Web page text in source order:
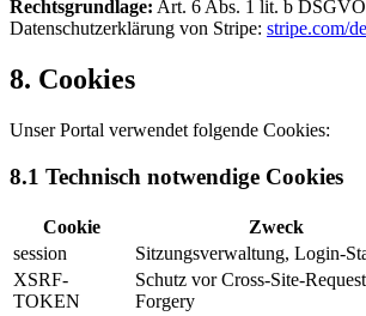
Rechtsgrundlage: Art. 6 Abs. 1 lit. b
Datenschutzerklärung von Stripe: stripe.com/
8. Cookies
Unser Portal verwendet folgende Cookies:
8.1 Technisch notwendige Cookies
Cookie Zweck
session
Sitzungsverwaltung, Login-
XSRF-
TOKEN
Schutz vor Cross-Site-
Forgery